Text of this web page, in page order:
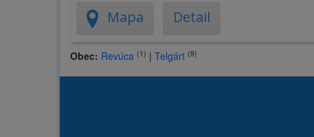
Mapa Detail
Obec: Revúca (1) | Telgárt (9)